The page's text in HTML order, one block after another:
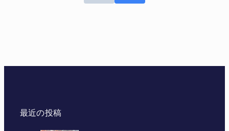
最近の投稿